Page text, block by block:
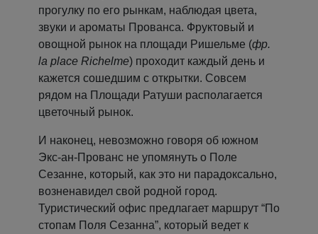
прогулку по его рынкам, наблюдая цвета,
звуки и ароматы Прованса. Фруктовый и
овощной рынок на площади Ришельме (фр.
la place Richelme) проходит каждый день и
кажется сошедшим с открытки. Совсем
рядом на Площади Ратуши располагается
цветочный рынок.
И наконец, невозможно говоря об южном
Экс-ан-Прованс не упомянуть о Поле
Сезанне, который, как это ни парадоксально,
возненавидел свой родной город.
Туристический офис предлагает маршрут “По
стопам Поля Сезанна”, который ведет к